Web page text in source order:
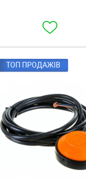
ТОП ПРОДАЖІВ